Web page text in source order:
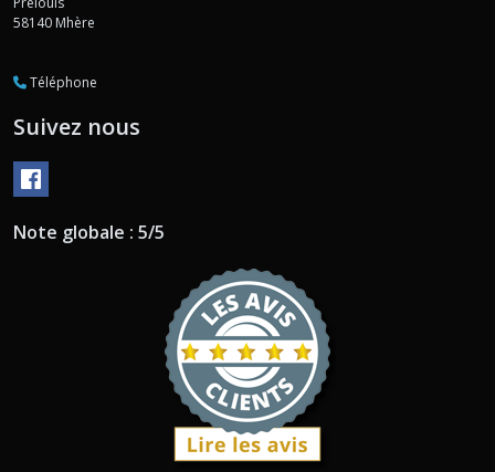
58140 Mhère
Téléphone
Suivez nous
Note globale : 5/5